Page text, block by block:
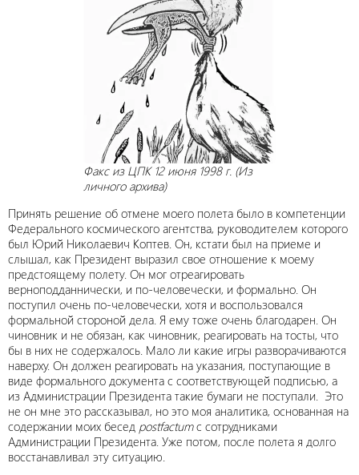
Факс из ЦПК 12 июня 1998 г. (Из
личного архива)
Принять решение об отмене моего полета было в компетенции
Федерального космического агентства, руководителем которого
был Юрий Николаевич Коптев. Он, кстати был на приеме и
слышал, как Президент выразил свое отношение к моему
предстоящему полету. Он мог отреагировать
верноподданнически, и по-человечески, и формально. Он
поступил очень по-человечески, хотя и воспользовался
формальной стороной дела. Я ему тоже очень благодарен. Он
чиновник и не обязан, как чиновник, реагировать на тосты, что
бы в них не содержалось. Мало ли какие игры разворачиваются
наверху. Он должен реагировать на указания, поступающие в
виде формального документа с соответствующей подписью, а
из Администрации Президента такие бумаги не поступали. Это
не он мне это рассказывал, но это моя аналитика, основанная на
содержании моих бесед postfactumс сотрудниками
Администрации Президента. Уже потом, после полета я долго
восстанавливал эту ситуацию.